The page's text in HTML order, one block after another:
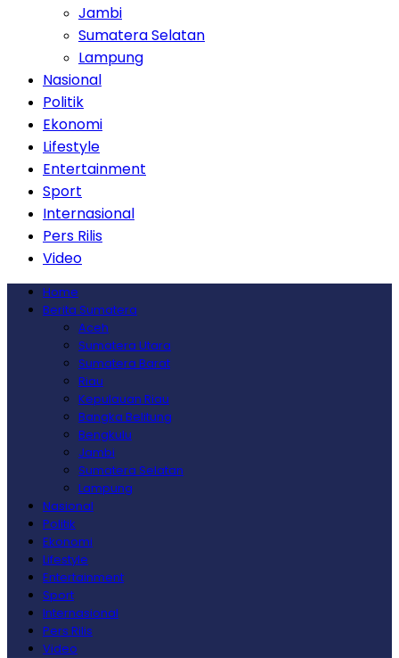
Jambi
Sumatera Selatan
Lampung
Nasional
Politik
Ekonomi
Lifestyle
Entertainment
Sport
Internasional
Pers Rilis
Video
Home
Berita Sumatera
Aceh
Sumatera Utara
Sumatera Barat
Riau
Kepulauan Riau
Bangka Belitung
Bengkulu
Jambi
Sumatera Selatan
Lampung
Nasional
Politik
Ekonomi
Lifestyle
Entertainment
Sport
Internasional
Pers Rilis
Video